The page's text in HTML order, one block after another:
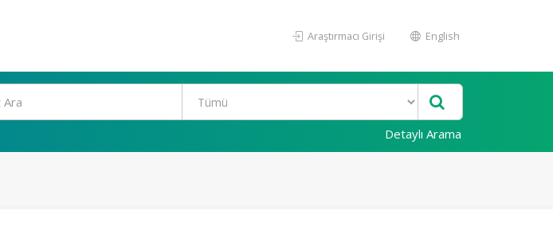
Araştırmacı Girişi English
Detaylı Arama